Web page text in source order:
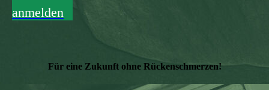
anmelden
Für eine Zukunft ohne Rückenschmerzen!